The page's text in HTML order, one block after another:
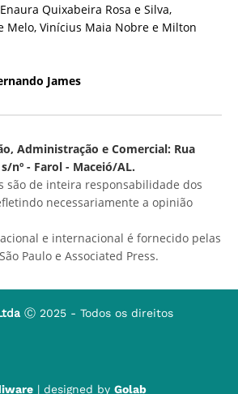
Quixabeira Rosa e Silva,
Melo, Vinícius Maia Nobre e Milton
James
Administração e Comercial: Rua
nº - Farol - Maceió/AL.
são de inteira responsabilidade dos
necessariamente a opinião
e internacional é fornecido pelas
Paulo e Associated Press.
Ⓒ 2025 - Todos os direitos
| designed by Golab